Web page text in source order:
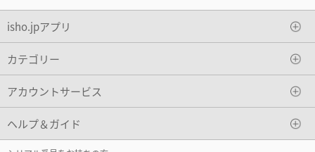
isho.jpアプリ
カテゴリー
アカウントサービス
ヘルプ＆ガイド